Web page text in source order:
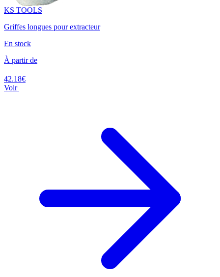
KS TOOLS
Griffes longues pour extracteur
En stock
À partir de
42.18€
Voir